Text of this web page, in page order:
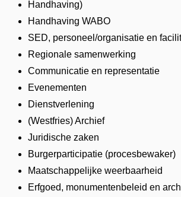
Handhaving)
Handhaving WABO
SED, personeel/organisatie en
Regionale samenwerking
Communicatie en representatie
Evenementen
Dienstverlening
(Westfries) Archief
Juridische zaken
Burgerparticipatie (procesbewaker)
Maatschappelijke weerbaarheid
Erfgoed, monumentenbeleid en